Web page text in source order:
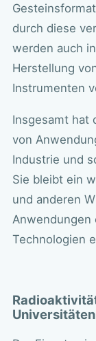
durch diese
werden auch
Herstellung
Instrumenten
Insgesamt hat
von
Industrie und
Sie bleibt ein
und anderen
Anwendungen
Technologien
Universitäten